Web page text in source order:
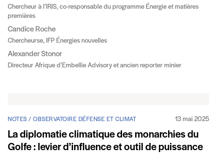
Chercheur à l’IRIS, co-responsable du programme Énergie et matières
premières
Candice Roche
Chercheurse, IFP Énergies nouvelles
Alexander Stonor
Directeur Afrique d’Embellie Advisory et ancien reporter minier
NOTES / OBSERVATOIRE DÉFENSE ET CLIMAT 13 mai 2025
La diplomatie climatique des monarchies du
Golfe : levier d’influence et outil de puissance